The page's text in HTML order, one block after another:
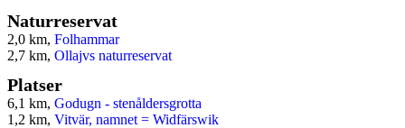
Naturreservat
2,0 km, Folhammar
2,7 km, Ollajvs naturreservat
Platser
6,1 km, Godugn - stenåldersgrotta
1,2 km, Vitvär, namnet = Widfärswik